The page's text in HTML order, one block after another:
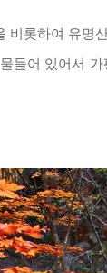
비롯하여 유명
들어 있어서